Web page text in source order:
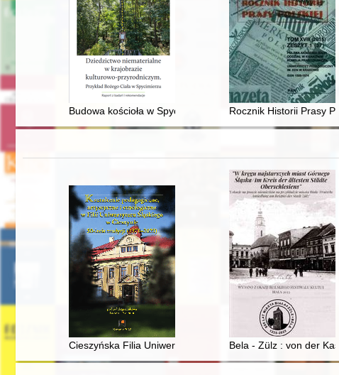
Budowa kościoła w Spycimierzu jako procesRocznik Historii Prasy
Cieszyńska Filia Uniwersytetu Śląskiego - kontynuatorka
Bela - Zülz : von der